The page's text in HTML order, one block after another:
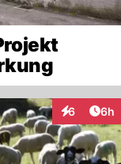
6 6h